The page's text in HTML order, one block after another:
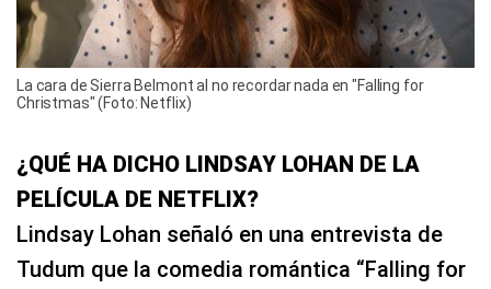
La cara de Sierra Belmont al no recordar nada en "Falling for
Christmas" (Foto: Netflix)
¿QUÉ HA DICHO LINDSAY LOHAN DE LA
PELÍCULA DE NETFLIX?
Lindsay Lohan señaló en una entrevista de
Tudum que la comedia romántica “Falling for